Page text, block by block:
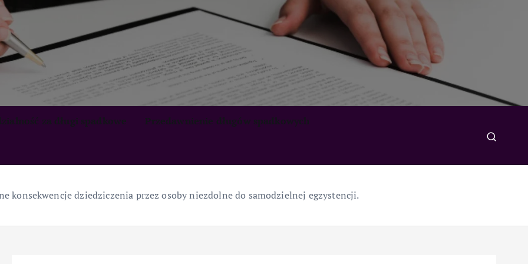
konsekwencje dziedziczenia przez osoby niezdolne do samodzielnej egzystencji.